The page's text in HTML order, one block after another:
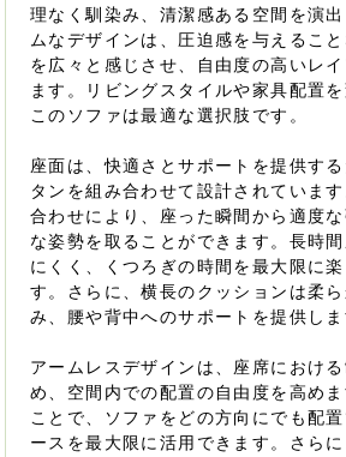
理なく馴染み、清潔感ある空間を演
ムなデザインは、圧迫感を与えるこ
を広々と感じさせ、自由度の高いレ
ます。リビングスタイルや家具配置を
このソファは最適な選択肢です。
座面は、快適さとサポートを提供す
タンを組み合わせて設計されていま
合わせにより、座った瞬間から適度
な姿勢を取ることができます。長時
にくく、くつろぎの時間を最大限に
す。さらに、横長のクッションは柔
み、腰や背中へのサポートを提供しま
アームレスデザインは、座席におけ
め、空間内での配置の自由度を高め
ことで、ソファをどの方向にでも配
ースを最大限に活用できます。さら